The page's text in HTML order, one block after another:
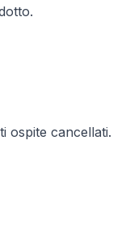
ospite cancellati.